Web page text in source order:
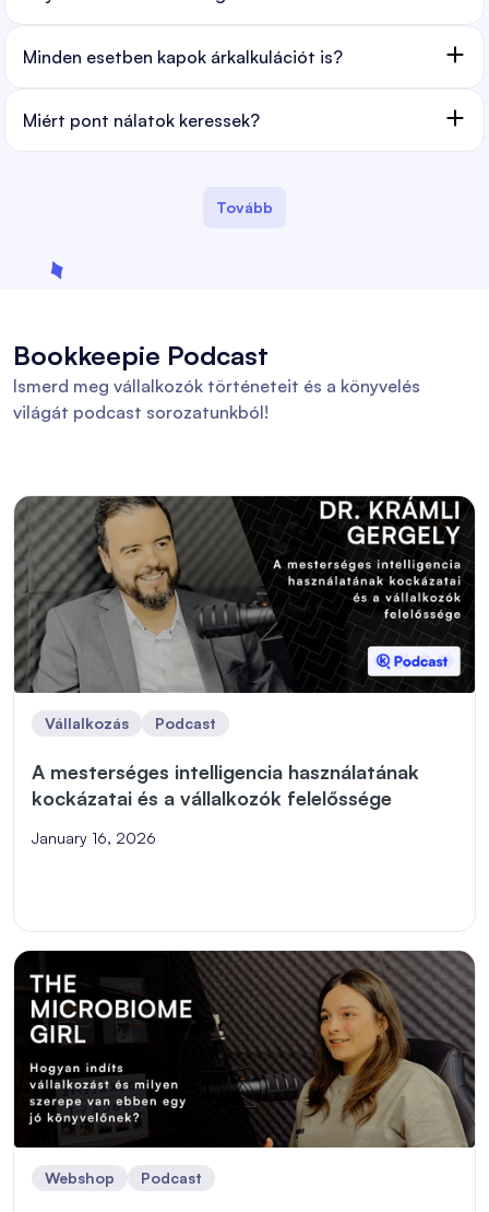
Minden esetben kapok árkalkulációt is?
Miért pont nálatok keressek?
Tovább
Bookkeepie Podcast
Ismerd meg vállalkozók történeteit és a könyvelés
világát podcast sorozatunkból!
Vállalkozás Podcast
A mesterséges intelligencia használatának
kockázatai és a vállalkozók felelőssége
January 16, 2026
Webshop Podcast